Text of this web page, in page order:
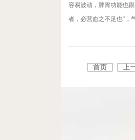
容易波动，脾胃功能也
者，必营血之不足也"，
首页 上